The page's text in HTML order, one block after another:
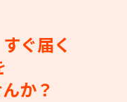
ぐ届く
か？